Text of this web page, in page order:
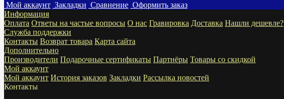
Мой аккаунт Закладки Сравнение Оформить заказ
Информация
Оплата Ответы на частые вопросы О нас Гравировка Доставка Нашли дешевле?
Служба поддержки
Контакты Возврат товара Карта сайта
Дополнительно
Производители Подарочные сертификаты Партнёры Товары со скидкой
Мой аккаунт
Мой аккаунт История заказов Закладки Рассылка новостей
Контакты